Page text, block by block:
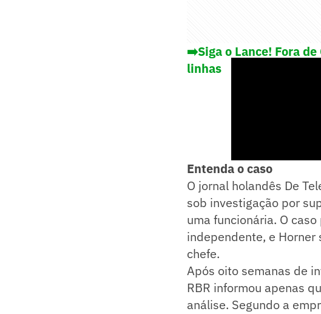
➡️Siga o Lance! Fora
linhas
Entenda o caso
O jornal holandês De
sob investigação por
uma funcionária. O
independente, e
chefe.
Após oito semanas de
RBR informou apenas
análise. Segundo a